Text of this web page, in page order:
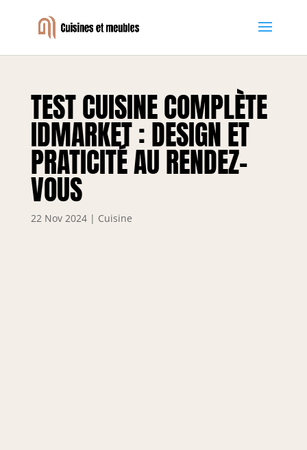
TEST CUISINE COMPLÈTE
IDMARKET : DESIGN ET
PRATICITÉ AU RENDEZ-
VOUS
22 Nov 2024| Cuisine